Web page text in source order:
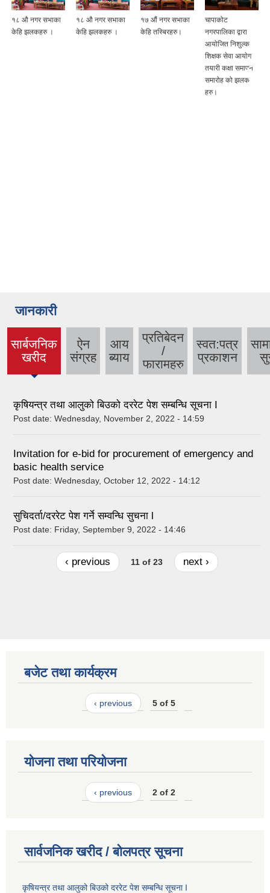
औ नगर सभाका
झलकहरु ।
१८ औ नगर सभाका
केहि झलकहरु ।
१७ औं नगर सभाका
केहि तस्बिरहरु।
चापाकोट
नगरपालिका द्वारा
आयोजित निशुल्क
शिक्षक सेवा आयाेग
तयारी कक्षा समापन
समारोह को झलक
सोच
जानकारी
सार्बजनिक
खरीद
(active
ऐन
संग्रह
आय
ब्याय
प्रतिबेदन
/
फारामहरु
स्वत:पत्र
प्रकाशन
कृषियन्त्र तथा आलुको बिउको दररेट पेश सम्बन्धि सूचना I
Post date: Wednesday, November 2, 2022 - 14:59
Invitation for e-bid for procurement of emergency and
basic health service
Post date: Wednesday, October 12, 2022 - 14:12
सुचिदर्ता/दररेट पेश गर्ने सम्वन्धि सुचना l
Post date: Friday, September 9, 2022 - 14:46
‹ previous 11 of 23 next ›
बजेट तथा कार्यक्रम
‹ previous 5 of 5
योजना तथा परियोजना
‹ previous 2 of 2
सार्वजनिक खरीद / बोलपत्र सूचना
कृषियन्त्र तथा आलुको बिउको दररेट पेश सम्बन्धि सूचना I